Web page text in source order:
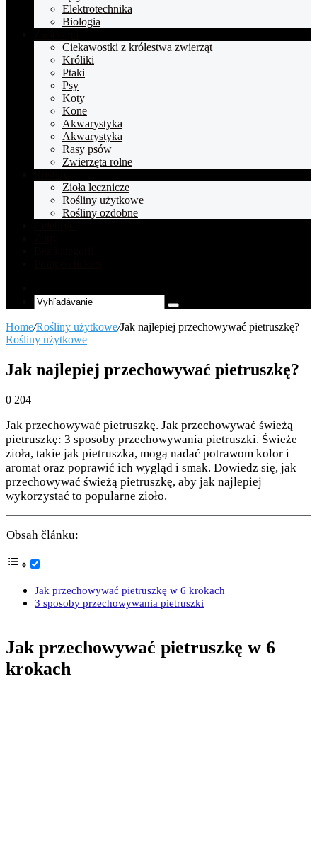
Elektrotechnika
Biologia
Ciekawostki z królestwa zwierząt
Króliki
Ptaki
Psy
Koty
Kone
Akwarystyka
Akwarystyka
Rasy psów
Zwierzęta rolne
Zioła lecznicze
Rośliny użytkowe
Rośliny ozdobne
Article
Vyhľadávanie
Home/Rośliny użytkowe/Jak najlepiej przechowywać pietruszkę?
Rośliny użytkowe
Jak najlepiej przechowywać pietruszkę?
0 204
Jak przechowywać pietruszkę. Jak przechowywać świeżą
pietruszkę: 3 sposoby przechowywania pietruszki. Świeże
zioła, takie jak pietruszka, mogą nadać potrawom kolor i
aromat oraz poprawić ich wygląd i smak. Dowiedz się, jak
przechowywać świeżą pietruszkę, aby jak najlepiej
wykorzystać to popularne zioło.
Obsah článku:
Jak przechowywać pietruszkę w 6 krokach
3 sposoby przechowywania pietruszki
Jak przechowywać pietruszkę w 6
krokach